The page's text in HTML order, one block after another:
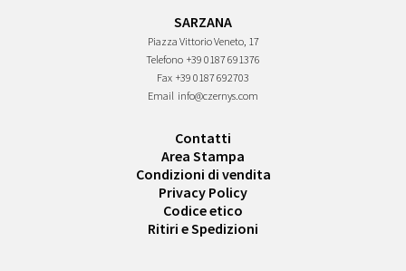
SARZANA
Piazza Vittorio Veneto, 17
Telefono +39 0187 691376
Fax +39 0187 692703
Email info@czernys.com
Contatti
Area Stampa
Condizioni di vendita
Privacy Policy
Codice etico
Ritiri e Spedizioni